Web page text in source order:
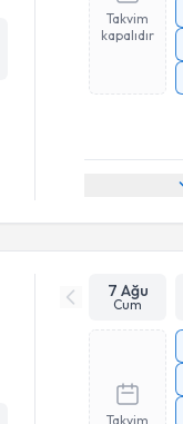
Takvim
kapalıdır
7 Ağu
Cum
Takvim